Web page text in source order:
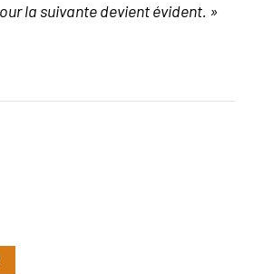
la suivante devient évident. »